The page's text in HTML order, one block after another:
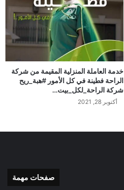
خدمة العاملة المنزلية المقيمة من شركة
الراحة فطينة في كل الأمور #هبة_ريح
شركة الراحة_لكل_بيت…
أكتوبر 28, 2021
صفحات مهمة